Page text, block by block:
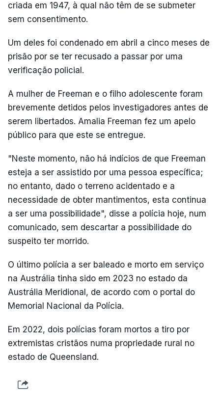
criada em 1947, à qual não têm de se submeter
sem consentimento.
Um deles foi condenado em abril a cinco meses de
prisão por se ter recusado a passar por uma
verificação policial.
A mulher de Freeman e o filho adolescente foram
brevemente detidos pelos investigadores antes de
serem libertados. Amalia Freeman fez um apelo
público para que este se entregue.
"Neste momento, não há indícios de que Freeman
esteja a ser assistido por uma pessoa específica;
no entanto, dado o terreno acidentado e a
necessidade de obter mantimentos, esta continua
a ser uma possibilidade", disse a polícia hoje, num
comunicado, sem descartar a possibilidade do
suspeito ter morrido.
O último polícia a ser baleado e morto em serviço
na Austrália tinha sido em 2023 no estado da
Austrália Meridional, de acordo com o portal do
Memorial Nacional da Polícia.
Em 2022, dois polícias foram mortos a tiro por
extremistas cristãos numa propriedade rural no
estado de Queensland.